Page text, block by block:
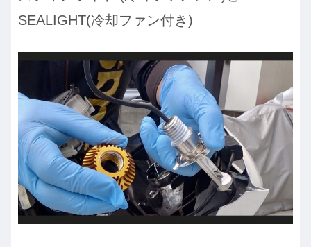
SEALIGHT(冷却ファン付き)